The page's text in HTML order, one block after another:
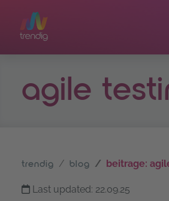
agile
trendig blog beitrage:
Last updated: 22.09.25